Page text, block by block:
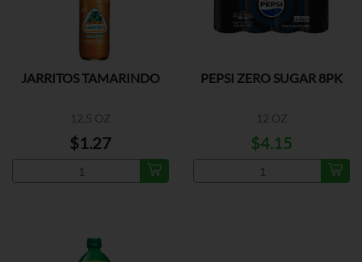
JARRITOS TAMARINDO
12.5 OZ
$1.27
PEPSI ZERO SUGAR 8PK
12 OZ
$4.15